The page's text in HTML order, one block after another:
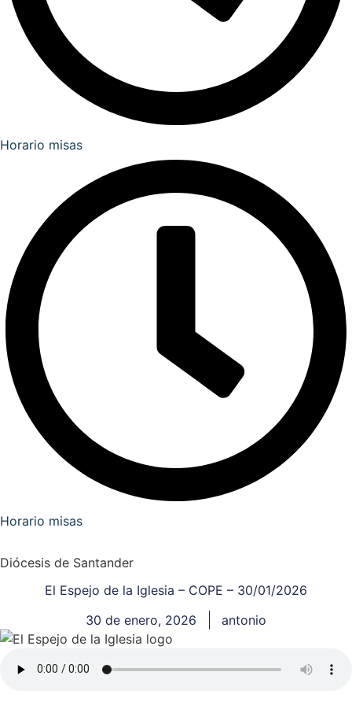
Horario misas
Horario misas
Diócesis de Santander
El Espejo de la Iglesia – COPE – 30/01/2026
30 de enero, 2026
antonio